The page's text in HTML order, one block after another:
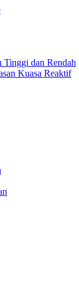
Tinggi dan Rendah
Kuasa Reaktif